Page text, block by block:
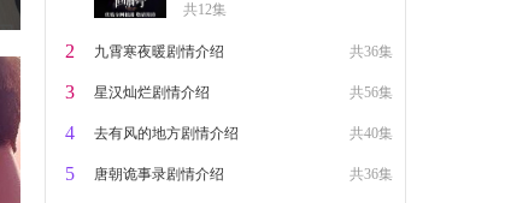
共12集
2 共36集
九霄寒夜暖剧情介绍
3 共56集
星汉灿烂剧情介绍
4 共40集
去有风的地方剧情介绍
5 共36集
唐朝诡事录剧情介绍